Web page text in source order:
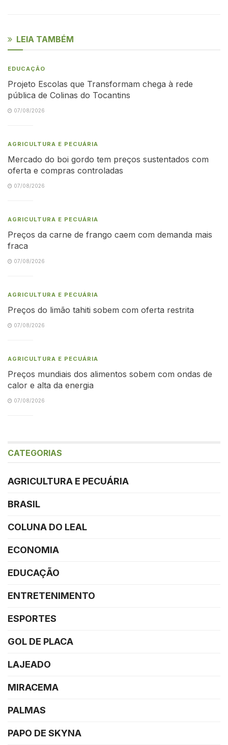
LEIA TAMBÉM
EDUCAÇÃO
Projeto Escolas que Transformam chega à rede
pública de Colinas do Tocantins
07/08/2026
AGRICULTURA E PECUÁRIA
Mercado do boi gordo tem preços sustentados com
oferta e compras controladas
07/08/2026
AGRICULTURA E PECUÁRIA
Preços da carne de frango caem com demanda mais
fraca
07/08/2026
AGRICULTURA E PECUÁRIA
Preços do limão tahiti sobem com oferta restrita
07/08/2026
AGRICULTURA E PECUÁRIA
Preços mundiais dos alimentos sobem com ondas de
calor e alta da energia
07/08/2026
CATEGORIAS
AGRICULTURA E PECUÁRIA
BRASIL
COLUNA DO LEAL
ECONOMIA
EDUCAÇÃO
ENTRETENIMENTO
ESPORTES
GOL DE PLACA
LAJEADO
MIRACEMA
PALMAS
PAPO DE SKYNA